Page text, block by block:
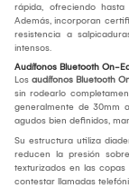
rápida, ofreciendo
Además, incorporan
resistencia a
intensos.
Audífonos Bluetooth On-
Los audífonos Bluetooth
sin rodearlo
generalmente de 30mm
agudos bien definidos,
Su estructura utiliza
reducen la presión
texturizados en las
contestar llamadas